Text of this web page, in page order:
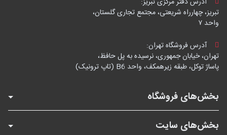
تبریز، چهارراه شریعتی، مجتمع تجاری گلستان،
واحد ۷
آدرس فروشگاه تهران:
تهران، خیابان جمهوری، نرسیده به پل حافظ،
پاساژ توکل، طبقه زیرهمکف، واحد B6 (تاپ ترونیک)
بخش‌های فروشگاه
بخش‌های سایت